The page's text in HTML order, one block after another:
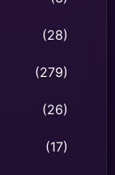
(28)
(279)
(26)
(17)